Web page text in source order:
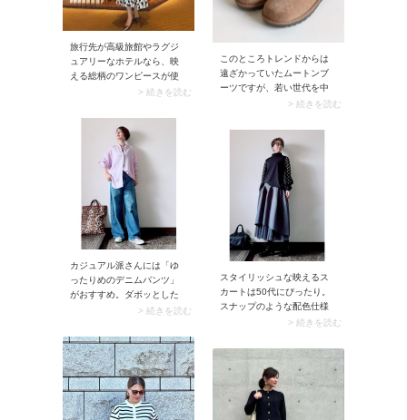
旅行先が高級旅館やラグジ
ュアリーなホテルなら、映
える総柄のワンピースが使
えます。総柄は若作りに見
すが、幾何学模様やパター
ン化されたモチーフ柄なら
大人っぽい装いに。着るだ
けでコーデが華やぐとあり
50代にぴったりです。
> 続きを読む
このところトレンドからは
遠ざかっていたムートンブ
ーツですが、若い世代を中
心にブームが再来。40代50
「ショート丈＆ベージュ系
カラーのムートンブーツ」
です。ちなみにロング～ミ
ドル丈のムートンブーツは
足元が重たくなるため、大
人は避けた方が無難です。
> 続きを読む
カジュアル派さんには「ゆ
ったりめのデニムパンツ」
がおすすめ。ダボッとした
デニムはトレンドでありな
れモノ。大人カジュアルに
決まる上に、ハリ感のある
デニム生地は脚のラインを
拾わないため40代50代も着
やすいですよ。
> 続きを読む
スタイリッシュな映えるス
カートは50代にぴったり。
スナップのような配色仕様
やレイヤード風デザインの
みましょう。このスカート
正解。ダークカラーのトッ
プスが存在感たっぷりなス
カートを引き立てて、かっ
> 続きを読む